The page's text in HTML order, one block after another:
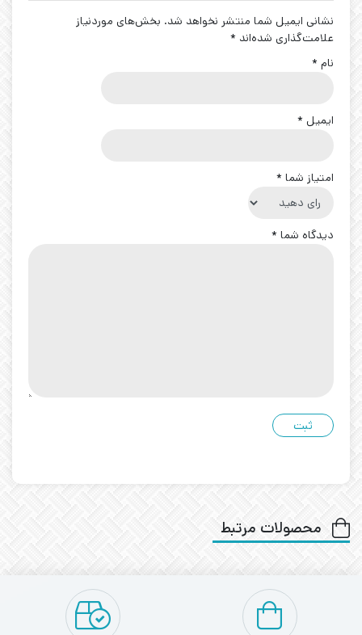
نشانی ایمیل شما منتشر نخواهد شد. بخش‌های موردنیاز
علامت‌گذاری شده‌اند *
نام *
ایمیل *
امتیاز شما *
دیدگاه شما *
محصولات مرتبط